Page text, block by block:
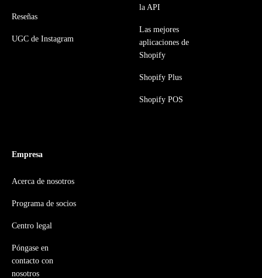
Reseñas
UGC de Instagram
la API
Las mejores
aplicaciones de
Shopify
Shopify Plus
Shopify POS
Empresa
Acerca de nosotros
Programa de socios
Centro legal
Póngase en
contacto con
nosotros